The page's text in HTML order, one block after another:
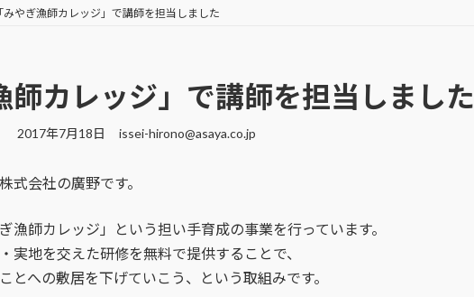
「みやぎ漁師カレッジ」で講師を担当しました
師カレッジ」で講師を担当しました
最
新
時
:
2017年7月18日 issei-hirono@asaya.co.jp
式会社の廣野です。
漁師カレッジ」という担い手育成の事業を行っています。
実地を交えた研修を無料で提供することで、
とへの敷居を下げていこう、という取組みです。